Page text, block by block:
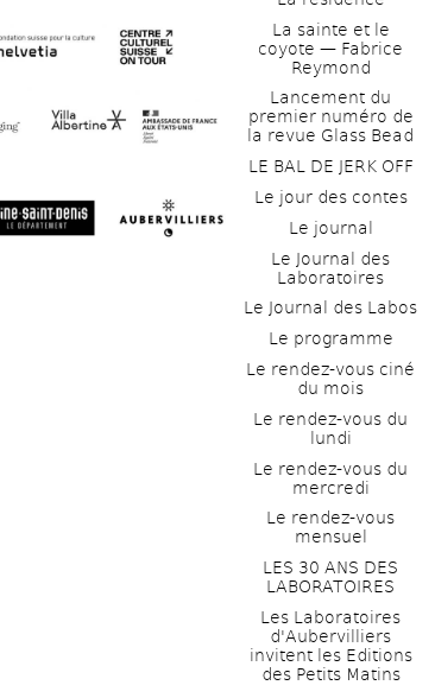
La sainte et le
coyote — Fabrice
Reymond
Lancement du
premier numéro de
la revue Glass Bead
LE BAL DE JERK OFF
Le jour des contes
Le journal
Le Journal des
Laboratoires
Le Journal des Labos
Le programme
Le rendez-vous ciné
du mois
Le rendez-vous du
lundi
Le rendez-vous du
mercredi
Le rendez-vous
mensuel
LES 30 ANS DES
LABORATOIRES
Les Laboratoires
d'Aubervilliers
invitent les Editions
des Petits Matins